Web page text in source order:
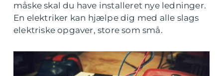
måske skal du have installeret nye ledninger.
En elektriker kan hjælpe dig med alle slags
elektriske opgaver, store som små.